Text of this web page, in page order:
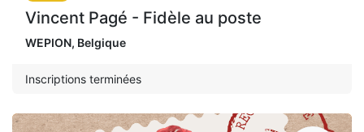
Vincent Pagé - Fidèle au poste
WEPION, Belgique
Inscriptions terminées